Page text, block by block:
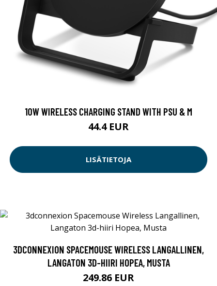
10W WIRELESS CHARGING STAND WITH PSU & M
44.4 EUR
LISÄTIETOJA
3DCONNEXION SPACEMOUSE WIRELESS LANGALLINEN,
LANGATON 3D-HIIRI HOPEA, MUSTA
249.86 EUR